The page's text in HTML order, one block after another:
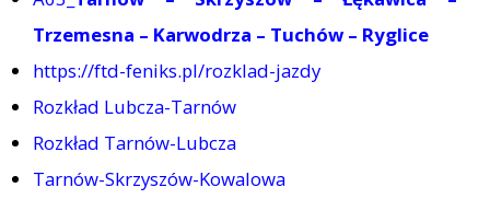
Trzemesna – Karwodrza – Tuchów – Ryglice
https://ftd-feniks.pl/rozklad-jazdy
Rozkład Lubcza-Tarnów
Rozkład Tarnów-Lubcza
Tarnów-Skrzyszów-Kowalowa